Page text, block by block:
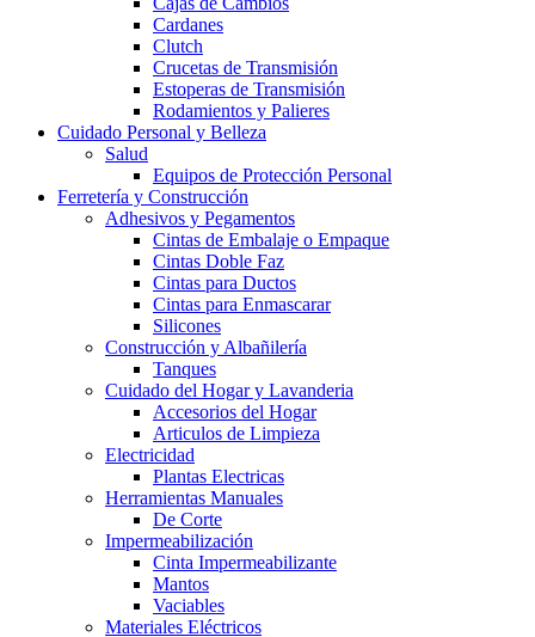
Cardanes
Clutch
Crucetas de Transmisión
Estoperas de Transmisión
Rodamientos y Palieres
Cuidado Personal y Belleza
Salud
Equipos de Protección Personal
Ferretería y Construcción
Adhesivos y Pegamentos
Cintas de Embalaje o Empaque
Cintas Doble Faz
Cintas para Ductos
Cintas para Enmascarar
Silicones
Construcción y Albañilería
Tanques
Cuidado del Hogar y Lavanderia
Accesorios del Hogar
Articulos de Limpieza
Electricidad
Plantas Electricas
Herramientas Manuales
De Corte
Impermeabilización
Cinta Impermeabilizante
Mantos
Vaciables
Materiales Eléctricos